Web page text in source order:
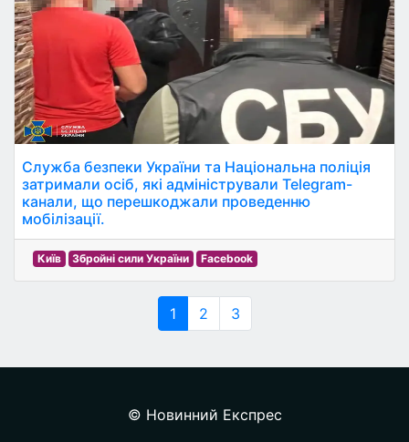
Служба безпеки України та Національна поліція
затримали осіб, які адміністрували Telegram-
канали, що перешкоджали проведенню
мобілізації.
Київ Збройні сили України Facebook
1 2 3
© Новинний Експрес